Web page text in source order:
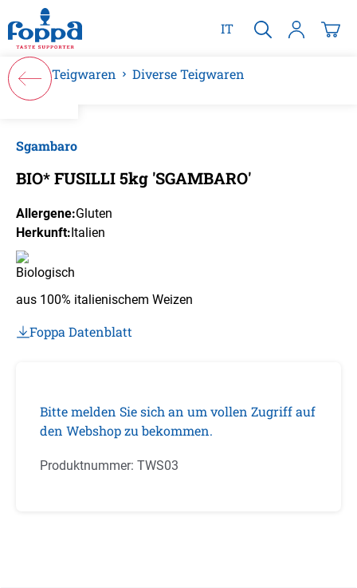
springen
IT
Teigwaren Diverse Teigwaren
Sgambaro
BIO* FUSILLI 5kg 'SGAMBARO'
Allergene:Gluten
Herkunft:Italien
aus 100% italienischem Weizen
Foppa Datenblatt
Bitte melden Sie sich an um vollen Zugriff auf
den Webshop zu bekommen.
Produktnummer: TWS03